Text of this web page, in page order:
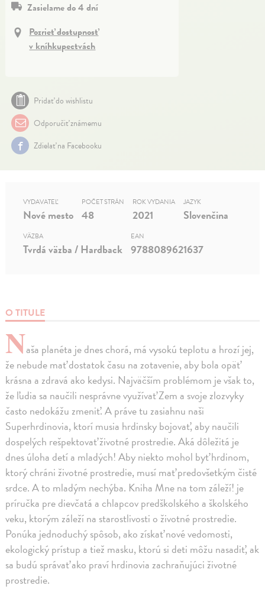
Zasielame do 4 dní
Pozrieť dostupnosť
v kníhkupectvách
Pridať do wishlistu
Odporučiť známemu
Zdielať na Facebooku
O TITULE
Naša planéta je dnes chorá, má vysokú teplotu a hrozí jej,
že nebude mať dostatok času na zotavenie, aby bola opäť
krásna a zdravá ako kedysi. Najväčším problémom je však to,
že ľudia sa naučili nesprávne využívať Zem a svoje zlozvyky
často nedokážu zmeniť. A práve tu zasiahnu naši
Superhrdinovia, ktorí musia hrdinsky bojovať, aby naučili
dospelých rešpektovať životné prostredie. Aká dôležitá je
dnes úloha detí a mladých! Aby niekto mohol byť hrdinom,
ktorý chráni životné prostredie, musí mať predovšetkým čisté
srdce. A to mladým nechýba. Kniha Mne na tom záleží! je
príručka pre dievčatá a chlapcov predškolského a školského
veku, ktorým záleží na starostlivosti o životné prostredie.
Ponúka jednoduchý spôsob, ako získať nové vedomosti,
ekologický prístup a tiež masku, ktorú si deti môžu nasadiť, ak
sa budú správať ako praví hrdinovia zachraňujúci životné
prostredie.
VYDAVATEĽ
Nové mesto
POČET STRÁN
48
ROK VYDANIA
2021
JAZYK
Slovenčina
VÄZBA
Tvrdá väzba / Hardback
EAN
9788089621637